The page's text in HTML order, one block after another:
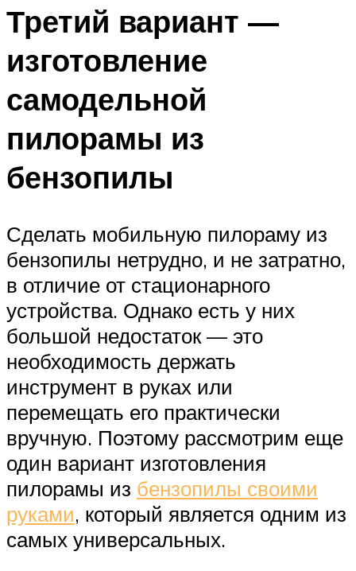
Третий вариант —
изготовление
самодельной
пилорамы из
бензопилы
Сделать мобильную пилораму из
бензопилы нетрудно, и не затратно,
в отличие от стационарного
устройства. Однако есть у них
большой недостаток — это
необходимость держать
инструмент в руках или
перемещать его практически
вручную. Поэтому рассмотрим еще
один вариант изготовления
пилорамы из бензопилы своими
руками, который является одним из
самых универсальных.